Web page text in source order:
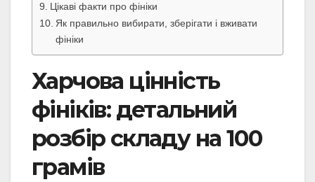
Цікаві факти про фініки
Як правильно вибирати, зберігати і вживати
фініки
Харчова цінність
фініків: детальний
розбір складу на 100
грамів